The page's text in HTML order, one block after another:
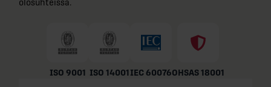
olosuhteissa.
ISO 9001 ISO 14001IEC 60076OHSAS 18001